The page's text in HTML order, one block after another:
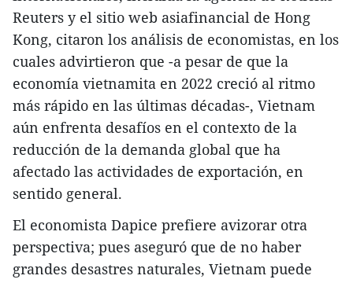
Reuters y el sitio web asiafinancial de Hong
Kong, citaron los análisis de economistas, en los
cuales advirtieron que -a pesar de que la
economía vietnamita en 2022 creció al ritmo
más rápido en las últimas décadas-, Vietnam
aún enfrenta desafíos en el contexto de la
reducción de la demanda global que ha
afectado las actividades de exportación, en
sentido general.
El economista Dapice prefiere avizorar otra
perspectiva; pues aseguró que de no haber
grandes desastres naturales, Vietnam puede